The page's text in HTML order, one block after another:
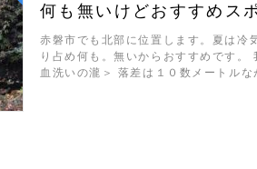
何も無いけどおすすめス
赤磐市でも北部に位置します。夏は冷
り占め何も。無いからおすすめです
血洗いの瀧＞ 落差は１０数メートル